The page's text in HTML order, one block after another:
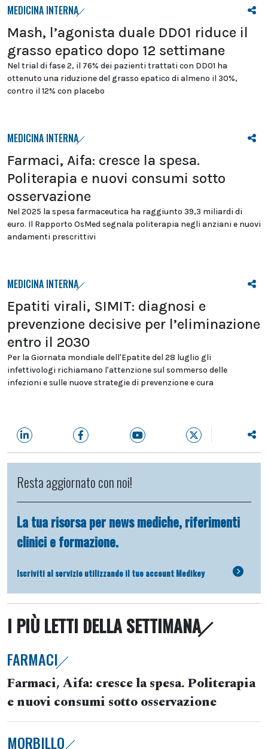
MEDICINA INTERNA
Mash, l’agonista duale DD01 riduce il
grasso epatico dopo 12 settimane
Nel trial di fase 2, il 76% dei pazienti trattati con DD01 ha
ottenuto una riduzione del grasso epatico di almeno il 30%,
contro il 12% con placebo
MEDICINA INTERNA
Farmaci, Aifa: cresce la spesa.
Politerapia e nuovi consumi sotto
osservazione
Nel 2025 la spesa farmaceutica ha raggiunto 39,3 miliardi di
euro. Il Rapporto OsMed segnala politerapia negli anziani e nuovi
andamenti prescrittivi
MEDICINA INTERNA
Epatiti virali, SIMIT: diagnosi e
prevenzione decisive per l’eliminazione
entro il 2030
Per la Giornata mondiale dell'Epatite del 28 luglio gli
infettivologi richiamano l'attenzione sul sommerso delle
infezioni e sulle nuove strategie di prevenzione e cura
Resta aggiornato con noi!
La tua risorsa per news mediche, riferimenti
clinici e formazione.
Iscriviti al servizio utilizzando il tuo account Medikey
I PIÙ LETTI DELLA SETTIMANA
FARMACI
Farmaci, Aifa: cresce la spesa. Politerapia
e nuovi consumi sotto osservazione
MORBILLO